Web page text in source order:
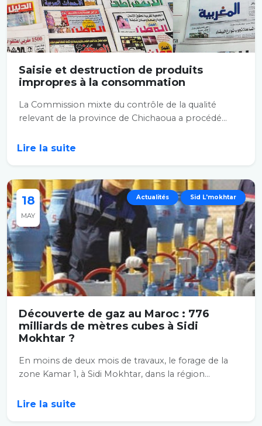
Saisie et destruction de produits
impropres à la consommation
La Commission mixte du contrôle de la qualité
relevant de la province de Chichaoua a procédé...
Lire la suite
18
MAY
Actualités Sid L'mokhtar
Découverte de gaz au Maroc : 776
milliards de mètres cubes à Sidi
Mokhtar ?
En moins de deux mois de travaux, le forage de la
zone Kamar 1, à Sidi Mokhtar, dans la région...
Lire la suite